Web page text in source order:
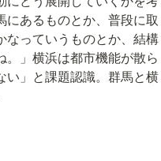
にあるものとか、普段に取
なっていうものとか、結構
。」横浜は都市機能が散ら
い」と課題認識。群馬と横